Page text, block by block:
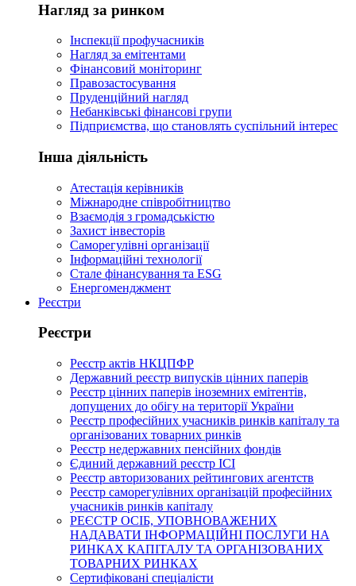
Нагляд за ринком
Інспекції профучасників
Нагляд за емітентами
Фінансовий моніторинг
Правозастосування
Пруденційний нагляд
Небанківські фінансові групи
Підприємства, що становлять суспільний інтерес
Інша діяльність
Атестація керівників
Міжнародне співробітництво
Взаємодія з громадськістю
Захист інвесторів
Саморегулівні організації
Інформаційні технології
Стале фінансування та ESG
Енергоменджмент
Реєстри
Реєстри
Реєстр актів НКЦПФР
Державний реєстр випусків цінних паперів
Реєстр цінних паперів іноземних емітентів,
допущених до обігу на території України
Реєстр професійних учасників ринків капіталу та
організованих товарних ринків
Реєстр недержавних пенсійних фондів
Єдиний державний реєстр ІСІ
Реєстр авторизованих рейтингових агентств
Реєстр саморегулівних організацій професійних
учасників ринків капіталу
РЕЄСТР ОСІБ, УПОВНОВАЖЕНИХ
НАДАВАТИ ІНФОРМАЦІЙНІ ПОСЛУГИ НА
РИНКАХ КАПІТАЛУ ТА ОРГАНІЗОВАНИХ
ТОВАРНИХ РИНКАХ
Сертифіковані спеціалісти